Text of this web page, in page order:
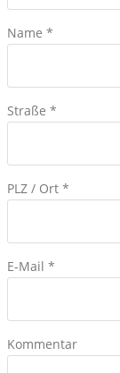
Name *
Straße *
PLZ / Ort *
E-Mail *
Kommentar